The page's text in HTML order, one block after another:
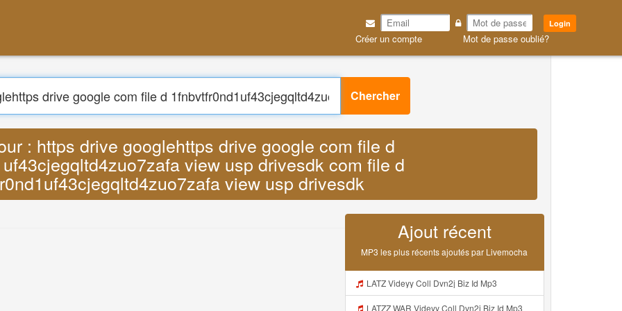
Login
Créer un compte Mot de passe oublié?
Chercher
: https drive googlehttps drive google com file d
view usp drivesdk com file d
view usp drivesdk
Ajout récent
MP3 les plus récents ajoutés par Livemocha
LATZ Videyy Coll Dvn2j Biz Id Mp3
LATZZ WAR Videyy Coll Dvn2j Biz Id Mp3